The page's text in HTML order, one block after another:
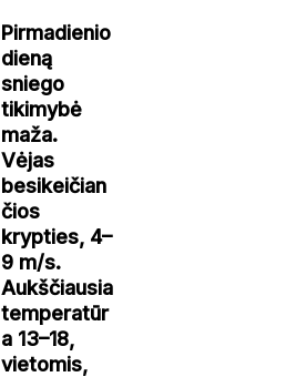
Pirmadienio
dieną
sniego
tikimybė
maža.
Vėjas
besikeičian
čios
krypties, 4–
9 m/s.
Aukščiausia
temperatūr
a 13–18,
vietomis,